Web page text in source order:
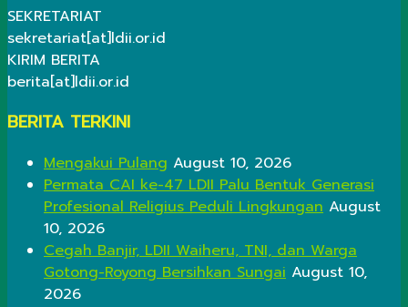
SEKRETARIAT
sekretariat[at]ldii.or.id
KIRIM BERITA
berita[at]ldii.or.id
BERITA TERKINI
Mengakui Pulang August 10, 2026
Permata CAI ke-47 LDII Palu Bentuk Generasi
Profesional Religius Peduli Lingkungan August
10, 2026
Cegah Banjir, LDII Waiheru, TNI, dan Warga
Gotong-Royong Bersihkan Sungai August 10,
2026